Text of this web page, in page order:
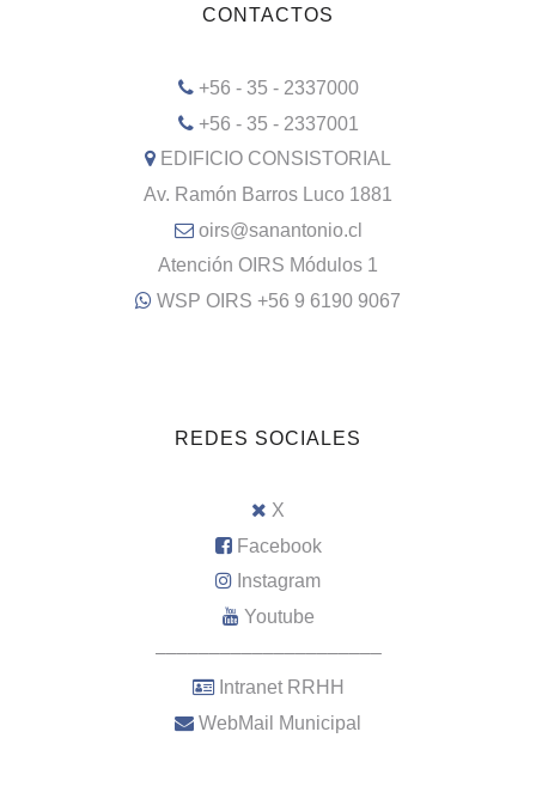
CONTACTOS
+56 - 35 - 2337000
+56 - 35 - 2337001
EDIFICIO CONSISTORIAL
Av. Ramón Barros Luco 1881
oirs@sanantonio.cl
Atención OIRS Módulos 1
WSP OIRS +56 9 6190 9067
REDES SOCIALES
X
Facebook
Instagram
Youtube
–––––––––––––––––––––
Intranet RRHH
WebMail Municipal